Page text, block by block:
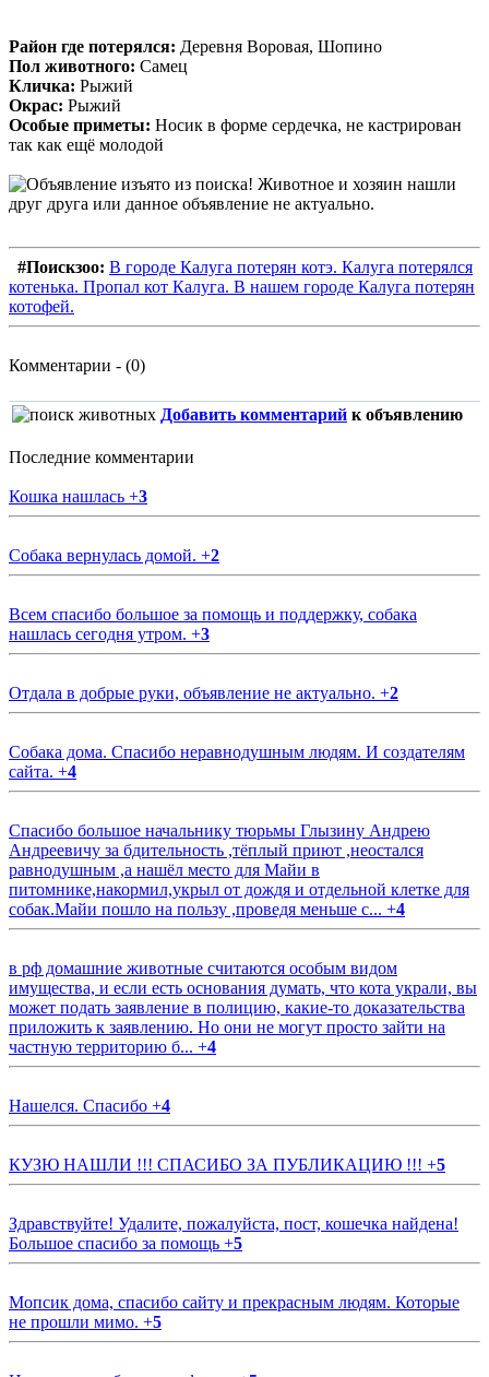
Район где потерялся: Деревня Воровая, Шопино
Пол животного: Самец
Кличка: Рыжий
Окрас: Рыжий
Особые приметы: Носик в форме сердечка, не кастрирован
так как ещё молодой
#Поискзоо: В городе Калуга потерян котэ. Калуга потерялся
котенька. Пропал кот Калуга. В нашем городе Калуга потерян
котофей.
Комментарии - (0)
Добавить комментарий к объявлению
Последние комментарии
Кошка нашлась +3
Собака вернулась домой. +2
Всем спасибо большое за помощь и поддержку, собака
нашлась сегодня утром. +3
Отдала в добрые руки, объявление не актуально. +2
Собака дома. Спасибо неравнодушным людям. И создателям
сайта. +4
Спасибо большое начальнику тюрьмы Глызину Андрею
Андреевичу за бдительность ,тёплый приют ,неостался
равнодушным ,а нашёл место для Майи в
питомнике,накормил,укрыл от дождя и отдельной клетке для
собак.Майи пошло на пользу ,проведя меньше с... +4
в рф домашние животные считаются особым видом
имущества, и если есть основания думать, что кота украли, вы
может подать заявление в полицию, какие-то доказательства
приложить к заявлению. Но они не могут просто зайти на
частную территорию б... +4
Нашелся. Спасибо +4
КУЗЮ НАШЛИ !!! СПАСИБО ЗА ПУБЛИКАЦИЮ !!! +5
Здравствуйте! Удалите, пожалуйста, пост, кошечка найдена!
Большое спасибо за помощь +5
Мопсик дома, спасибо сайту и прекрасным людям. Которые
не прошли мимо. +5